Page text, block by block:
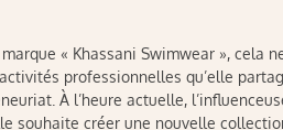
« Khassani Swimwear », cela
professionnelles qu’elle
À l’heure actuelle,
souhaite créer une nouvelle